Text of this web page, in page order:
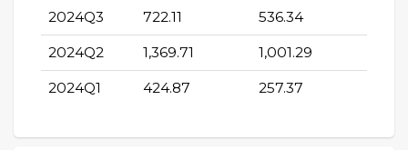
2024Q3 722.11 536.34
2024Q2 1,369.71 1,001.29
2024Q1 424.87 257.37